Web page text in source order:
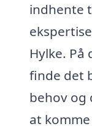
indhente
Hylke.
finde det
behov og
at